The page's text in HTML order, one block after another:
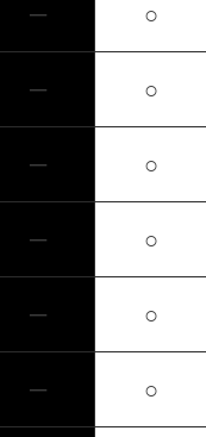
─ ○
─ ○
─ ○
─ ○
─ ○
─ ○